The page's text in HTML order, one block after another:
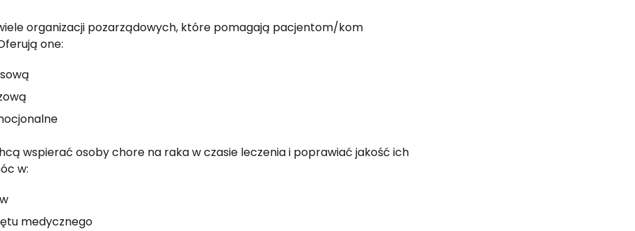
organizacji pozarządowych, które pomagają pacjentom/kom
one:
wspierać osoby chore na raka w czasie leczenia i poprawiać jakość ich
w:
medycznego